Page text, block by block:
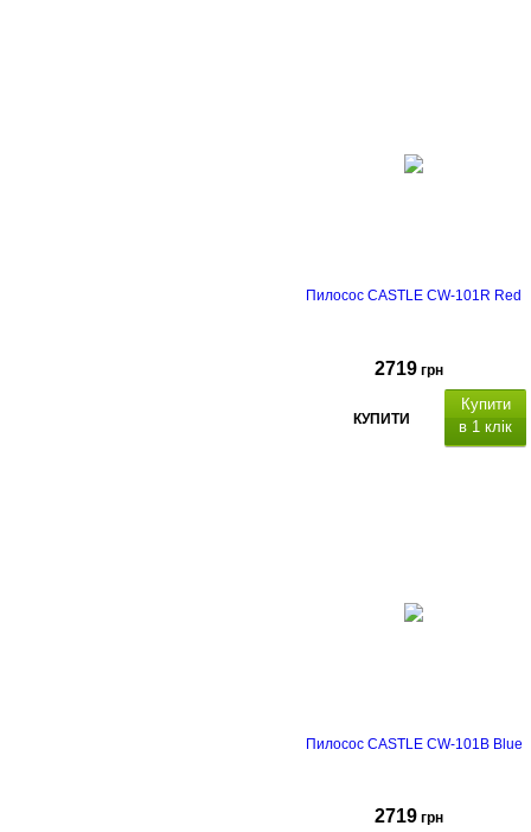
Пилосос CASTLE CW-101R Red
2719 грн
КУПИТИ
Купити
в 1 клік
Пилосос CASTLE CW-101B Blue
2719 грн